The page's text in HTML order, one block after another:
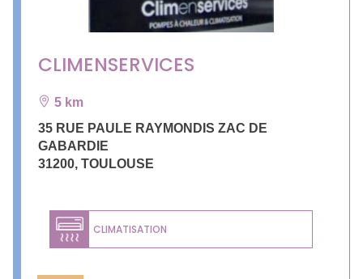
CLIMENSERVICES
5 km
35 RUE PAULE RAYMONDIS ZAC DE
GABARDIE
31200, TOULOUSE
CLIMATISATION